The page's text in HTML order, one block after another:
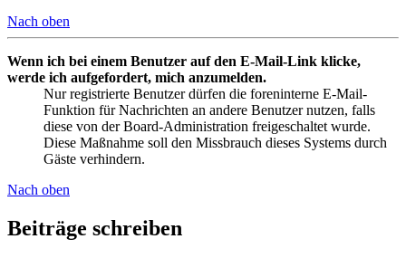
Nach oben
Wenn ich bei einem Benutzer auf den E-Mail-Link klicke,
werde ich aufgefordert, mich anzumelden.
Nur registrierte Benutzer dürfen die foreninterne E-Mail-
Funktion für Nachrichten an andere Benutzer nutzen, falls
diese von der Board-Administration freigeschaltet wurde.
Diese Maßnahme soll den Missbrauch dieses Systems durch
Gäste verhindern.
Nach oben
Beiträge schreiben